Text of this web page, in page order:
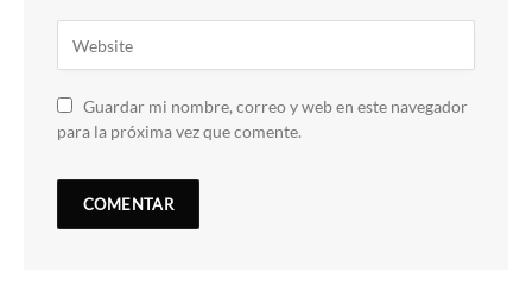
Guardar mi nombre, correo y web en este navegador
para la próxima vez que comente.